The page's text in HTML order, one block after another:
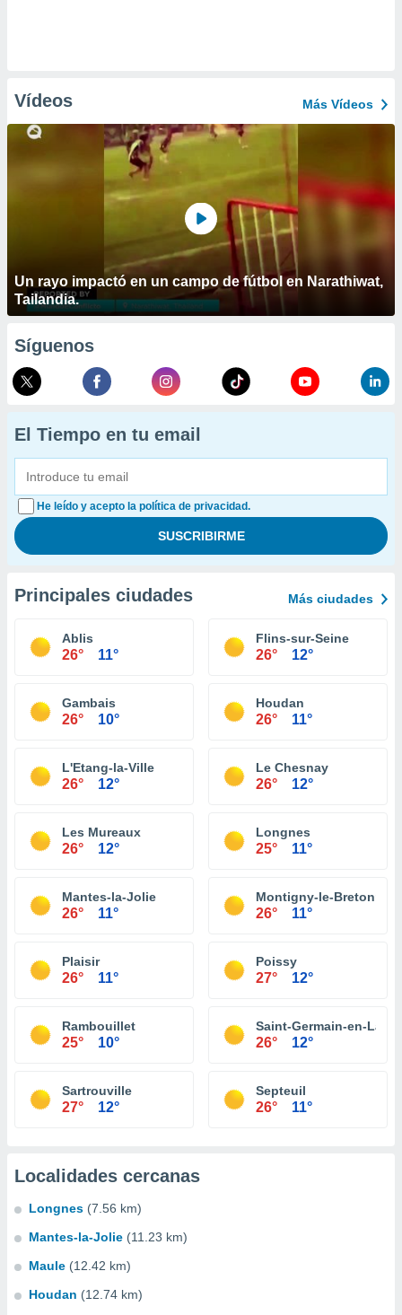
Vídeos Más Vídeos
Un rayo impactó en un campo de fútbol en Narathiwat,
Tailandia.
Síguenos
El Tiempo en tu email
He leído y acepto la política de privacidad.
Principales ciudades Más ciudades
Ablis
26° 11°
Flins-sur-Seine
26° 12°
Gambais
26° 10°
Houdan
26° 11°
L'Etang-la-Ville
26° 12°
Le Chesnay
26° 12°
Les Mureaux
26° 12°
Longnes
25° 11°
Mantes-la-Jolie
26° 11°
Montigny-le-
26° 11°
Plaisir
26° 11°
Poissy
27° 12°
Rambouillet
25° 10°
Saint-Germain-en-Laye
26° 12°
Sartrouville
27° 12°
Septeuil
26° 11°
Localidades cercanas
Longnes (7.56 km)
Mantes-la-Jolie (11.23 km)
Maule (12.42 km)
Houdan (12.74 km)